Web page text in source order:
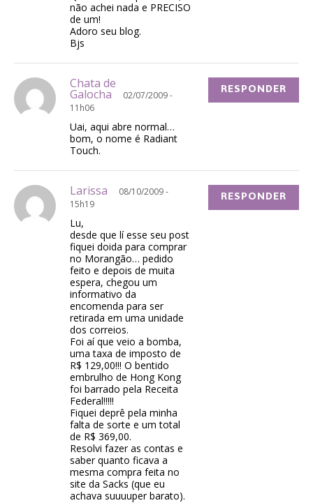
não achei nada e PRECISO
de um!
Adoro seu blog.
Bjs
Chata de
Galocha
02/07/2009 -
11h06
Uai, aqui abre normal…
bom, o nome é Radiant
Touch.
RESPONDER
Larissa
08/10/2009 -
15h19
Lu,
desde que lí esse seu post
fiquei doida para comprar
no Morangão… pedido
feito e depois de muita
espera, chegou um
informativo da
encomenda para ser
retirada em uma unidade
dos correios.
Foi aí que veio a bomba,
uma taxa de imposto de
R$ 129,00!!! O bentido
embrulho de Hong Kong
foi barrado pela Receita
Federal!!!!!
Fiquei deprê pela minha
falta de sorte e um total
de R$ 369,00.
Resolvi fazer as contas e
saber quanto ficava a
mesma compra feita no
site da Sacks (que eu
achava suuuuper barato).
RESPONDER